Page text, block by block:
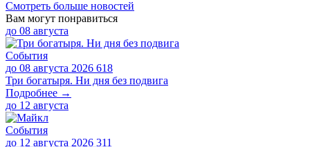
Смотреть больше новостей
Вам могут понравиться
до 08 августа
События
до 08 августа 2026 618
Три богатыря. Ни дня без подвига
Подробнее →
до 12 августа
События
до 12 августа 2026 311